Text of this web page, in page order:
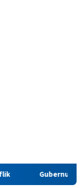
Gubernur Maluku :